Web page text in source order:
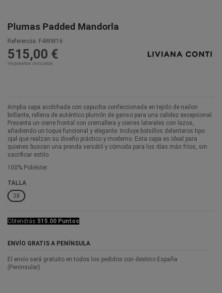
Plumas Padded Mandorla
Referencia: F4WW16
515,00 €
Impuestos incluidos
Amplia capa acolchada con capucha confeccionada en tejido de nailon
brillante, rellena de auténtico plumón de ganso para una calidez excepcional.
Presenta un cierre frontal con cremallera y cierres laterales con lazos,
añadiendo un toque funcional y elegante. Incluye bolsillos delanteros tipo
ojal que realzan su diseño práctico y moderno. Esta capa es ideal para
quienes buscan una prenda versátil y cómoda para los días más fríos, sin
sacrificar estilo.
100% Poliéster.
TALLA
38
Obtendrás 515.00 Puntos
ENVÍO GRATIS A PENÍNSULA
El envío será gratuito en todos los pedidos con destino España
(Peninsular).